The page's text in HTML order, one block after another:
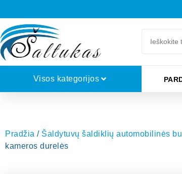
Visos kategorijos
Pradžia / Šaldytuvų šaldiklių automobilinės
kameros durelės